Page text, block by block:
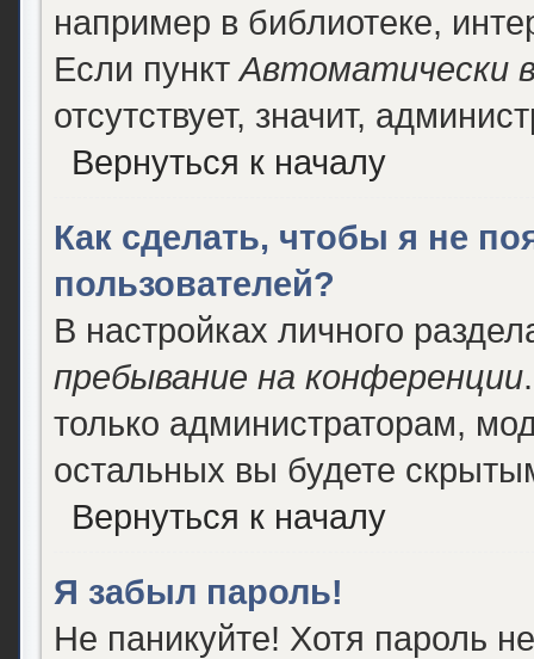
например в библиотеке,
Если пункт Автоматически
отсутствует, значит,
Вернуться к началу
Как сделать, чтобы я не
пользователей?
В настройках личного
пребывание на конференции
только администраторам,
остальных вы будете
Вернуться к началу
Я забыл пароль!
Не паникуйте! Хотя пароль